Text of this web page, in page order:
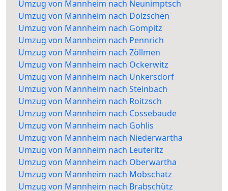
Umzug von Mannheim nach Neunimptsch
Umzug von Mannheim nach Dölzschen
Umzug von Mannheim nach Gompitz
Umzug von Mannheim nach Pennrich
Umzug von Mannheim nach Zöllmen
Umzug von Mannheim nach Ockerwitz
Umzug von Mannheim nach Unkersdorf
Umzug von Mannheim nach Steinbach
Umzug von Mannheim nach Roitzsch
Umzug von Mannheim nach Cossebaude
Umzug von Mannheim nach Gohlis
Umzug von Mannheim nach Niederwartha
Umzug von Mannheim nach Leuteritz
Umzug von Mannheim nach Oberwartha
Umzug von Mannheim nach Mobschatz
Umzug von Mannheim nach Brabschütz